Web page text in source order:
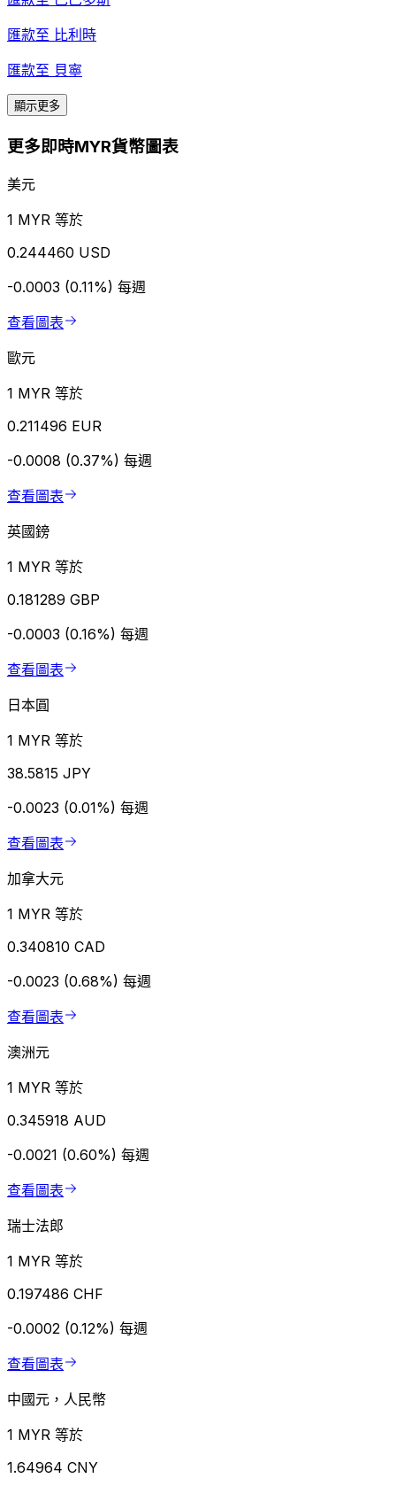
匯款至 比利時
匯款至 貝寧
顯示更多
更多即時MYR貨幣圖表
美元
1 MYR 等於
0.244460 USD
-0.0003 (0.11%) 每週
查看圖表
歐元
1 MYR 等於
0.211496 EUR
-0.0008 (0.37%) 每週
查看圖表
英國鎊
1 MYR 等於
0.181289 GBP
-0.0003 (0.16%) 每週
查看圖表
日本圓
1 MYR 等於
38.5815 JPY
-0.0023 (0.01%) 每週
查看圖表
加拿大元
1 MYR 等於
0.340810 CAD
-0.0023 (0.68%) 每週
查看圖表
澳洲元
1 MYR 等於
0.345918 AUD
-0.0021 (0.60%) 每週
查看圖表
瑞士法郎
1 MYR 等於
0.197486 CHF
-0.0002 (0.12%) 每週
查看圖表
中國元，人民幣
1 MYR 等於
1.64964 CNY